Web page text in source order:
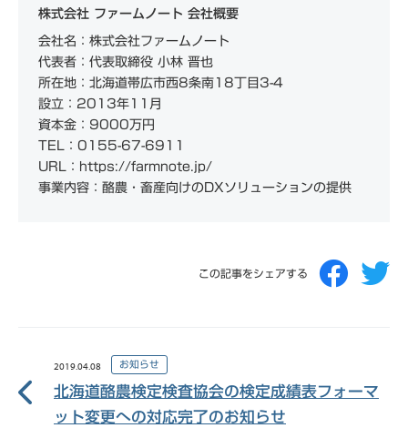
株式会社 ファームノート 会社概要
会社名：株式会社ファームノート
代表者：代表取締役 小林 晋也
所在地：北海道帯広市西8条南18丁目3-4
設立：2013年11月
資本金：9000万円
TEL：0155-67-6911
URL：https://farmnote.jp/
事業内容：酪農・畜産向けのDXソリューションの提供
この記事をシェアする
2019.04.08 お知らせ
北海道酪農検定検査協会の検定成績表フォーマ
ット変更への対応完了のお知らせ